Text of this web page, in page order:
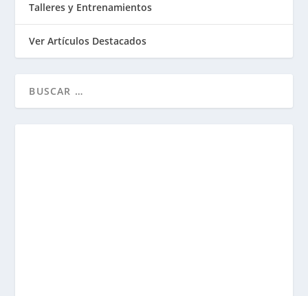
Talleres y Entrenamientos
Ver Artículos Destacados